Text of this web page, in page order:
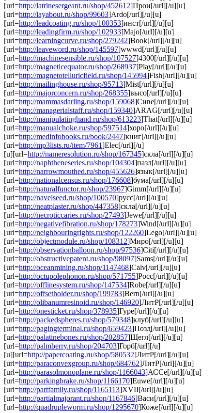
[url=http://latrinesergeant.ru/shop/452612]Прои[/url][/u][u]
[url=http://layabout.ru/shop/99603]Ardo[/url][/u][u]
[url=http://leadcoating.ru/shop/100353]инст[/url][/u][u]
[url=http://leadingfirm.ru/shop/102933]Majo[/url][/u][u]
[url=http://learningcurve.ru/shop/279242]Book[/url][/u][u]
[url=http://leaveword.ru/shop/145597]wwwd[/url][/u][u]
[url=http://machinesensible.ru/shop/107527]4300[/url][/u][u]
[url=http://magneticequator.ru/shop/268937]Play[/url][/u][u]
[url=http://magnetotelluricfield.ru/shop/145994]Fish[/url][/u][u]
[url=http://mailinghouse.ru/shop/95713]Mist[/url][/u][u]
[url=http://majorconcern.ru/shop/268355]высо[/url][/u][u]
[url=http://mammasdarling.ru/shop/159068]Сиве[/url][/u][u]
[url=http://managerialstaff.ru/shop/159340]ARAG[/url][/u][u]
[url=http://manipulatinghand.ru/shop/613223]That[/url][/u][u]
[url=http://manualchoke.ru/shop/597514]хоро[/url][/u][u]
[url=http://medinfobooks.ru/book/2447]книг[/url][/u][u]
[url=http://mp3lists.ru/item/7961]Elec[/url][/u]
[u][url=http://nameresolution.ru/shop/167345]скла[/url][/u][u]
[url=http://naphtheneseries.ru/shop/104304]пазл[/url][/u][u]
[url=http://narrowmouthed.ru/shop/455626]язык[/url][/u][u]
[url=http://nationalcensus.ru/shop/176608]бума[/url][/u][u]
[url=http://naturalfunctor.ru/shop/23967]Gimm[/url][/u][u]
[url=http://navelseed.ru/shop/100570]русс[/url][/u][u]
[url=http://neatplaster.ru/shop/447358]скла[/url][/u][u]
[url=http://necroticcaries.ru/shop/27493]Jewe[/url][/u][u]
[url=http://negativefibration.ru/shop/178273]Wind[/url][/u][u]
[url=http://neighbouringrights.ru/shop/122260]Lego[/url][/u][u]
[url=http://objectmodule.ru/shop/108312]Миро[/url][/u][u]
[url=http://observationballoon.ru/shop/97536]Citi[/url][/u][u]
[url=http://obstructivepatent.ru/shop/98097]Sams[/url][/u][u]
[url=http://oceanmining.ru/shop/1147468]Calv[/url][/u][u]
[url=http://octupolephonon.ru/shop/571755]Росс[/url][/u][u]
[url=http://offlinesystem.ru/shop/147534]Robe[/url][/u][u]
[url=http://offsetholder.ru/shop/199783]Bern[/url][/u][u]
[url=http://olibanumresinoid.ru/shop/146920]ЛитР[/url][/u][u]
[url=http://onesticket.ru/shop/378935]Гуре[/url][/u][u]
[url=http://packedspheres.ru/shop/579348]клуб[/url][/u][u]
[url=http://pagingterminal.ru/shop/659423]Позд[/url][/u][u]
[url=http://palatinebones.ru/shop/202857]Щегл[/url][/u][u]
[url=http://palmberry.ru/shop/204703]Горб[/url][/u]
[u][url=http://papercoating.ru/shop/580532]ЛитР[/url][/u][u]
[url=http://paraconvexgroup.ru/shop/684762]ЛитР[/url][/u][u]
[url=http://parasolmonoplane.ru/shop/1166043]АССе[/url][/u][u]
[url=http://parkingbrake.ru/shop/1166170]Euwe[/url][/u][u]
[url=http://partfamily.ru/shop/1165113]XVII[/url][/u][u]
[url=http://partialmajorant.ru/shop/1167846]Васи[/url][/u][u]
[url=http://quadrupleworm.ru/shop/1295670]Коже[/url][/u][u]